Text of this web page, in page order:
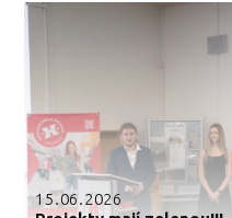
15.06.2026